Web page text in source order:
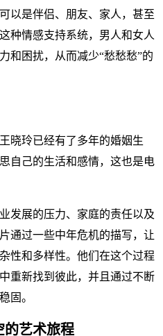
以是伴侣、朋友、家人，甚至
种情感支持系统，男人和女人
和困扰，从而减少“愁愁愁”的
晓玲已经有了多年的婚姻生
自己的生活和感情，这也是电
发展的压力、家庭的责任以及
通过一些中年危机的描写，让
性和多样性。他们在这个过程
重新找到彼此，并且通过不断
固。
的艺术旅程